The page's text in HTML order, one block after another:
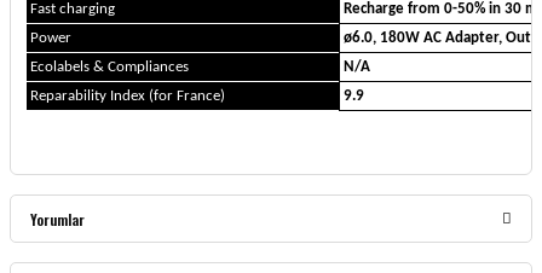
Fast charging
Recharge from 0-50% in 30
Power
ø6.0, 180W AC Adapter,
Ecolabels & Compliances
N/A
Reparability Index (for France)
9.9
Yorumlar